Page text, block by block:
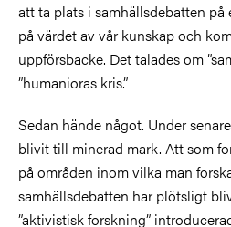
att ta plats i samhällsdebatten
på värdet av vår kunskap och
uppförsbacke. Det talades om
”humanioras kris.”
Sedan hände något. Under
blivit till minerad mark. Att som
på områden inom vilka man
samhällsdebatten har plötsligt
”aktivistisk forskning”